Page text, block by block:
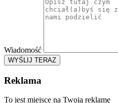
Wiadomość
WYŚLIJ TERAZ
Reklama
To jest miejsce na Twoją reklamę